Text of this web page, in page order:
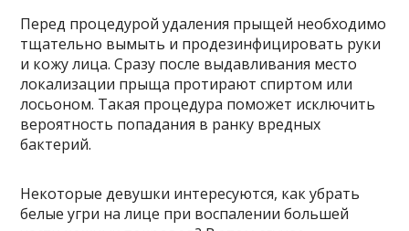
Перед процедурой удаления прыщей необходимо
тщательно вымыть и продезинфицировать руки
и кожу лица. Сразу после выдавливания место
локализации прыща протирают спиртом или
лосьоном. Такая процедура поможет исключить
вероятность попадания в ранку вредных
бактерий.
Некоторые девушки интересуются, как убрать
белые угри на лице при воспалении большей